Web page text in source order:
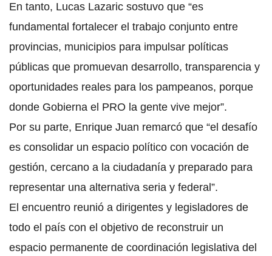
En tanto, Lucas Lazaric sostuvo que “es
fundamental fortalecer el trabajo conjunto entre
provincias, municipios para impulsar políticas
públicas que promuevan desarrollo, transparencia y
oportunidades reales para los pampeanos, porque
donde Gobierna el PRO la gente vive mejor”.
Por su parte, Enrique Juan remarcó que “el desafío
es consolidar un espacio político con vocación de
gestión, cercano a la ciudadanía y preparado para
representar una alternativa seria y federal”.
El encuentro reunió a dirigentes y legisladores de
todo el país con el objetivo de reconstruir un
espacio permanente de coordinación legislativa del